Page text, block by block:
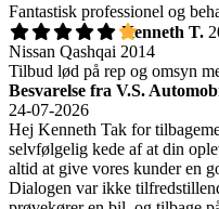
Fantastisk professionel og
Kenneth T.
Nissan Qashqai 2014
Tilbud lød på rep og omsyn
Besvarelse fra V.S.
24-07-2026
Hej Kenneth Tak for
selvfølgelig kede af at din
altid at give vores kunder en
Dialogen var ikke